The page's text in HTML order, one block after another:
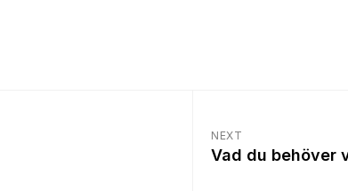
NEXT
Vad du behöver